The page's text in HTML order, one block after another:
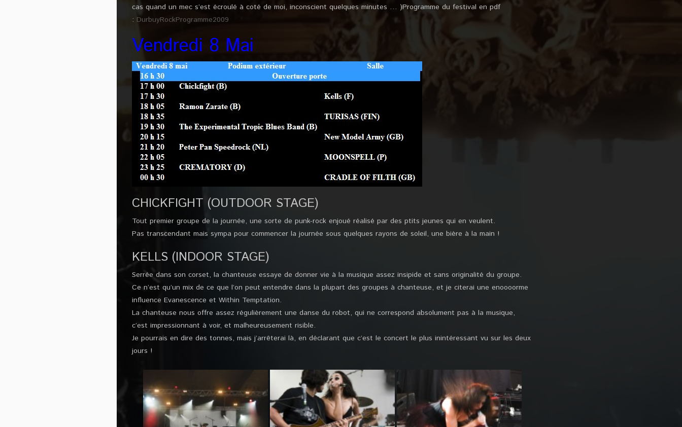
cas quand un mec s’est écroulé à coté de moi, inconscient quelques minutes … )Programme du festival en pdf
: DurbuyRockProgramme2009
Vendredi 8 Mai
CHICKFIGHT (OUTDOOR STAGE)
Tout premier groupe de la journée, une sorte de punk-rock enjoué réalisé par des ptits jeunes qui en veulent.
Pas transcendant mais sympa pour commencer la journée sous quelques rayons de soleil, une bière à la main !
KELLS (INDOOR STAGE)
Serrée dans son corset, la chanteuse essaye de donner vie à la musique assez insipide et sans originalité du groupe.
Ce n’est qu’un mix de ce que l’on peut entendre dans la plupart des groupes à chanteuse, et je citerai une enoooorme
influence Evanescence et Within Temptation.
La chanteuse nous offre assez régulièrement une danse du robot, qui ne correspond absolument pas à la musique,
c’est impressionnant à voir, et malheureusement risible.
Je pourrais en dire des tonnes, mais j’arrêterai là, en déclarant que c’est le concert le plus inintéressant vu sur les deux
jours !